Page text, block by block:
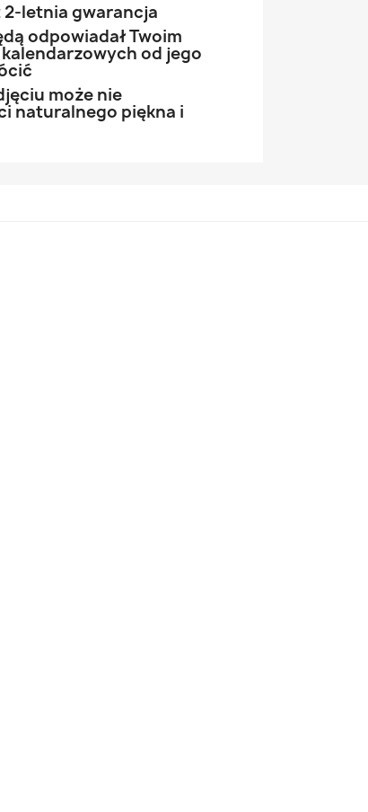
letnia gwarancja
odpowiadał Twoim
od jego
może nie
naturalnego piękna i